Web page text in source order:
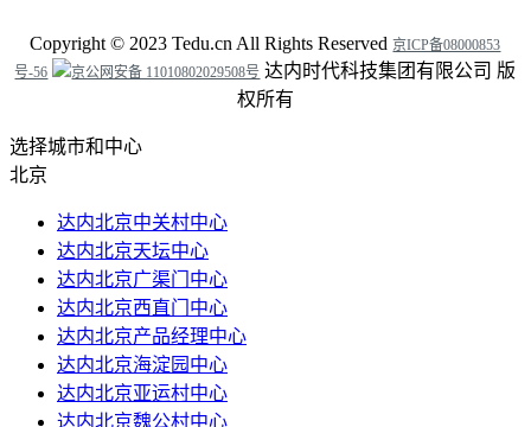
Copyright © 2023 Tedu.cn All Rights Reserved京ICP备08000853
号-56
京公网安备 11010802029508号 达内时代科技集团有限公司 版
权所有
选择城市和中心
北京
达内北京中关村中心
达内北京天坛中心
达内北京广渠门中心
达内北京西直门中心
达内北京产品经理中心
达内北京海淀园中心
达内北京亚运村中心
达内北京魏公村中心